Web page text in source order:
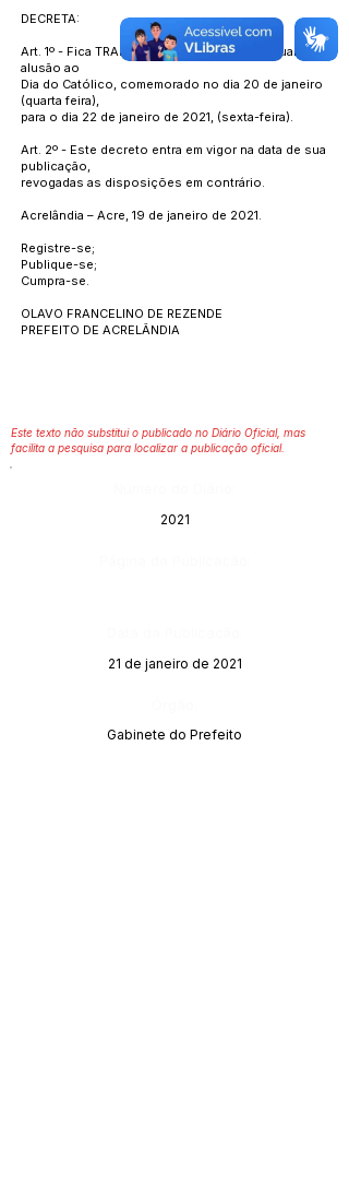
DECRETA:
Art. 1º - Fica TRANSFERIDO, o feriado estadual em
alusão ao
Dia do Católico, comemorado no dia 20 de janeiro
(quarta feira),
para o dia 22 de janeiro de 2021, (sexta-feira).
Art. 2º - Este decreto entra em vigor na data de sua
publicação,
revogadas as disposições em contrário.
Acrelândia – Acre, 19 de janeiro de 2021.
Registre-se;
Publique-se;
Cumpra-se.
OLAVO FRANCELINO DE REZENDE
PREFEITO DE ACRELÂNDIA
Este texto não substitui o publicado no Diário Oficial, mas
facilita a pesquisa para localizar a publicação oficial.
2021
21 de janeiro de 2021
Gabinete do Prefeito